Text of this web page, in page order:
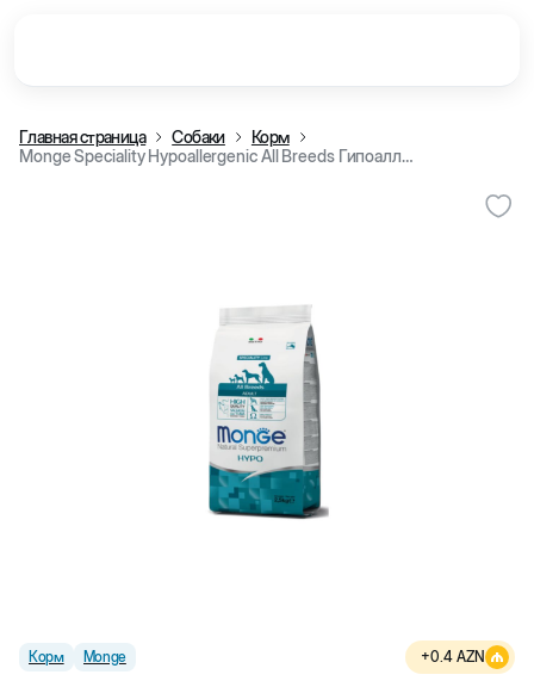
Главная страница Собаки
Корм
Monge Speciality Hypoallergenic All Breeds Гипоаллергенный сухой корм для взрослых собак всех пород, с лососём и тунцом, 2,5 кг
Корм Monge +0.4 AZN